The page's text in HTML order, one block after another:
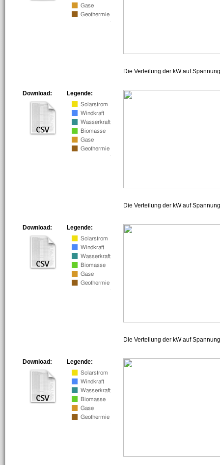
Die Verteilung der kW auf
Legende:
Download:
Die Verteilung der kW auf
Legende:
Download:
Die Verteilung der kW auf
Legende:
Download: